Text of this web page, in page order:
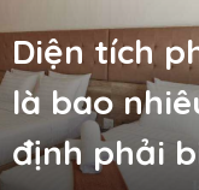
Diện tích
là bao
định phải